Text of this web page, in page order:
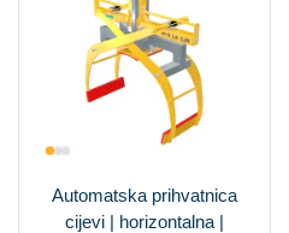
Automatska prihvatnica
cijevi | horizontalna |